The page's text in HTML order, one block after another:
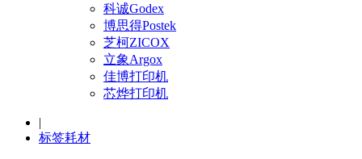
科诚Godex
博思得Postek
芝柯ZICOX
立象Argox
佳博打印机
芯烨打印机
|
标签耗材